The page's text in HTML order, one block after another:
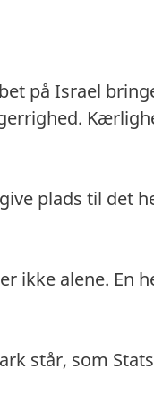
på Israel
plads til det
ikke alene. En
står, som